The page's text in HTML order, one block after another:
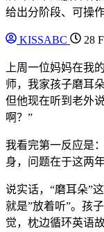
给出分阶段、可操
KISSABC 28
上周一位妈妈在我
师，我家孩子磨耳
但他现在听到老外
啊？”
我看完第一反应是
身，问题在于这两
说实话，“磨耳朵”
就是”放着听”。孩
觉，枕边循环英语